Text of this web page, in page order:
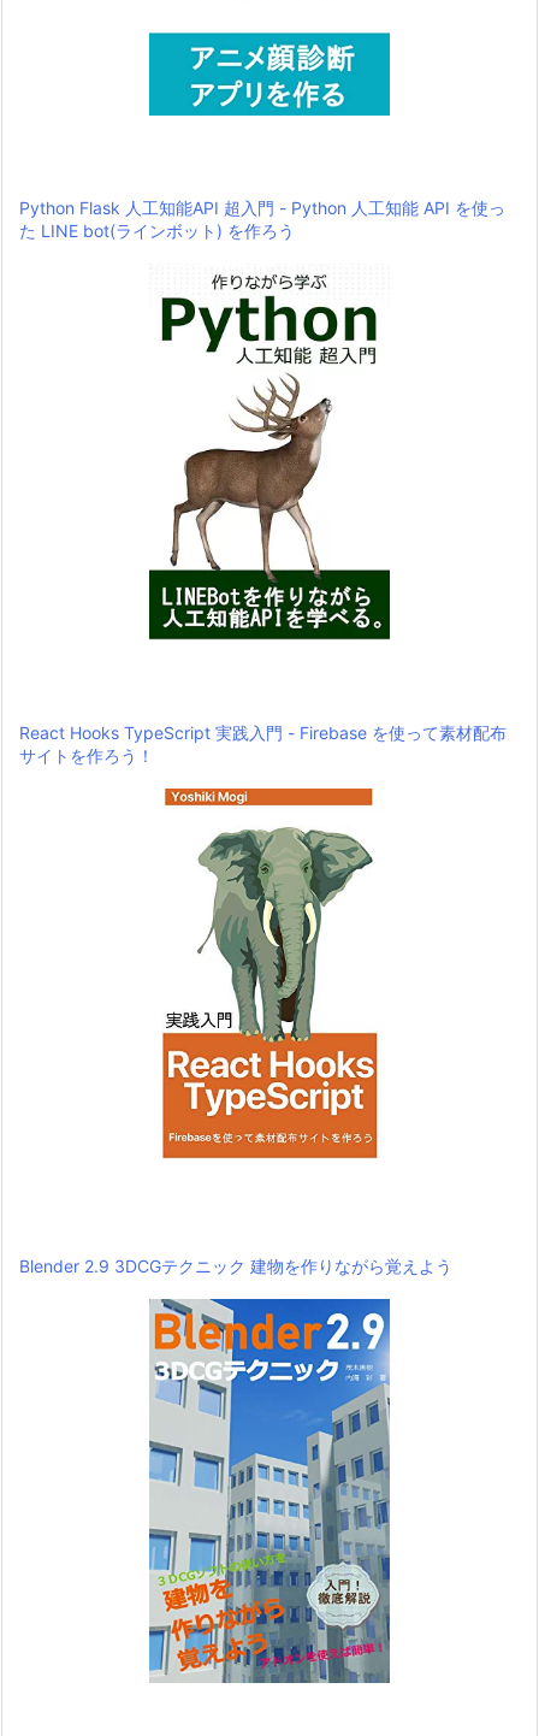
Python Flask 人工知能API 超入門 - Python 人工知能 API を使っ
た LINE bot(ラインボット) を作ろう
React Hooks TypeScript 実践入門 - Firebase を使って素材配布
サイトを作ろう！
Blender 2.9 3DCGテクニック 建物を作りながら覚えよう